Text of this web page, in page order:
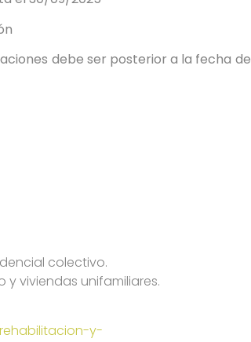
debe ser posterior a la fecha de
colectivo.
y viviendas unifamiliares.
y-